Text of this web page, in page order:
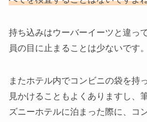
持ち込みはウーバーイーツと違っ
員の目に止まることは少ないです。
またホテル内でコンビニの袋を持
見かけることもよくありますし、
ズニーホテルに泊まった際に、コ